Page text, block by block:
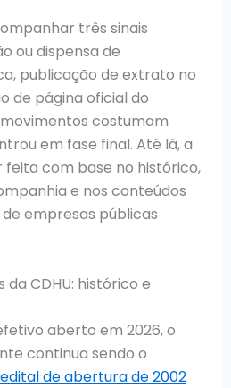
três sinais
ou dispensa de
publicação de extrato no
de página oficial do
costumam
em fase final. Até lá, a
com base no histórico,
e nos conteúdos
empresas públicas
CDHU: histórico e
aberto em 2026, o
continua sendo o
edital de abertura de 2002